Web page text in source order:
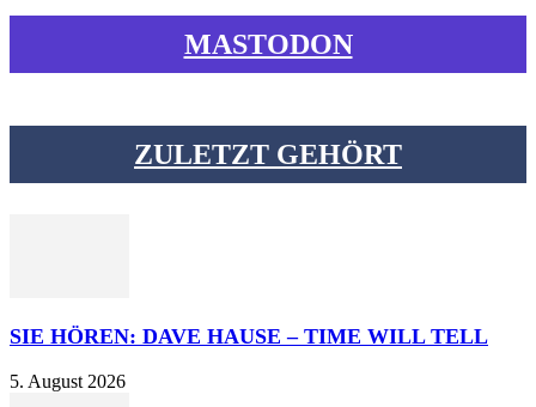
MASTODON
ZULETZT GEHÖRT
SIE HÖREN: DAVE HAUSE – TIME WILL TELL
5. August 2026